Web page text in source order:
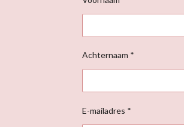
Achternaam *
E-mailadres *